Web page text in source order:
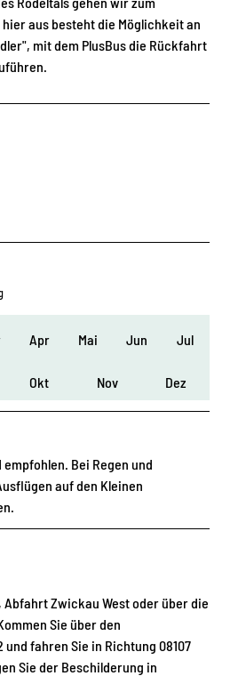
aus besteht die Möglichkeit an
mit dem PlusBus die Rückfahrt
Apr Mai Jun Jul
Okt Nov Dez
Bei Regen und
auf den Kleinen
Abfahrt Zwickau West oder über die
Sie über den
fahren Sie in Richtung 08107
Sie der Beschilderung in